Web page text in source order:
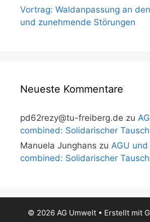
Vortrag: Waldanpassung an
und zunehmende Störungen
Neueste Kommentare
pd62rezy@tu-freiberg.de zu
combined: Solidarischer
Manuela Junghans zu AGU und
combined: Solidarischer
© 2026 AG Umwelt• Erstellt mit